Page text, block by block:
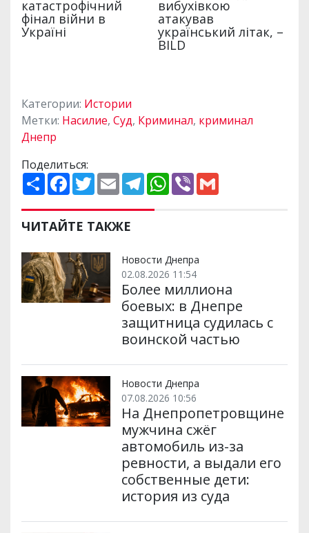
Категории: Истории
Метки: Насилие, Суд, Криминал, криминал
Днепр
Поделиться:
П
о
и
р
и
и
F
a
e
b
o
k
T
w
t
t
e
E
m
i
l
T
e
e
m
W
h
p
V
ЧИТАЙТЕ ТАКЖЕ
Новости Днепра
02.08.2026 11:54
Более миллиона
боевых: в Днепре
защитница судилась с
воинской частью
Новости Днепра
07.08.2026 10:56
На Днепропетровщине
мужчина сжёг
автомобиль из-за
ревности, а выдали его
собственные дети:
история из суда